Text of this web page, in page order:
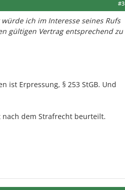
#3
ich im Interesse seines Rufs
gültigen Vertrag entsprechend zu
ist Erpressung, § 253 StGB. Und
dem Strafrecht beurteilt.